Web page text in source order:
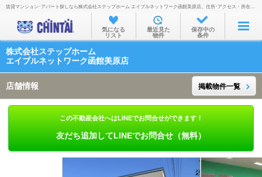
お部屋を探す
沿線・駅から
住所から
通勤通学時間から
物件特集から
TOP
賃貸マンション･アパート探しなら株式会社ステップホーム エイブルネットワーク函館美原店。住所･アクセス・所在地・地図・営業時間・定休日・電話番号などを掲載。
気になる
リスト
最近見た
物件
保存中の
条件
株式会社ステップホーム
エイブルネットワーク函館美原店
店舗情報 掲載物件一覧
この不動産会社へはLINEでお問合せができます！
友だち追加してLINEでお問合せ（無料）